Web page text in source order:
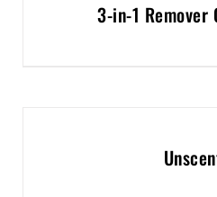
3-in-1